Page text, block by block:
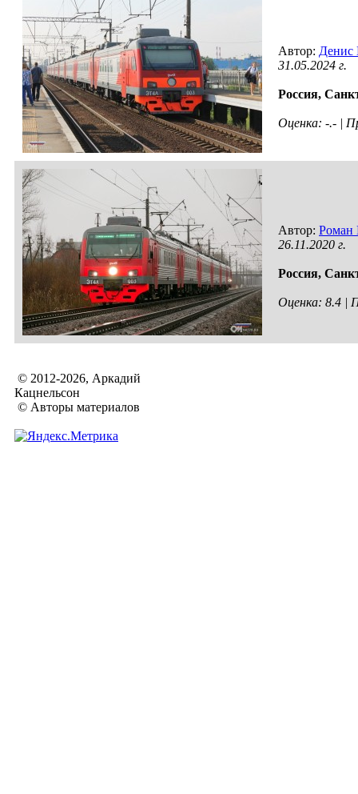
Автор: Денис
31.05.2024 г.
Россия,
Оценка: -.- |
Автор: Роман
26.11.2020 г.
Россия,
Оценка: 8.4 |
© 2012-2026, Аркадий
Кацнельсон
© Авторы материалов